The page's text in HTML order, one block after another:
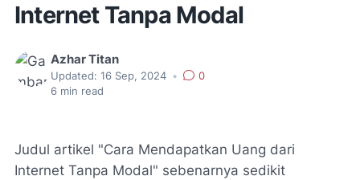
Internet Tanpa Modal
Azhar Titan
Updated: 16 Sep, 2024 •
0
6 min read
Judul artikel "Cara Mendapatkan Uang dari
Internet Tanpa Modal" sebenarnya sedikit